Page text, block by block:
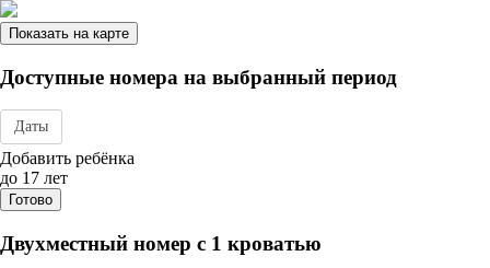
Показать на карте
Доступные номера на выбранный период
Даты
Дата заезда - отъезда
Добавить ребёнка
до 17 лет
Готово
Двухместный номер с 1 кроватью